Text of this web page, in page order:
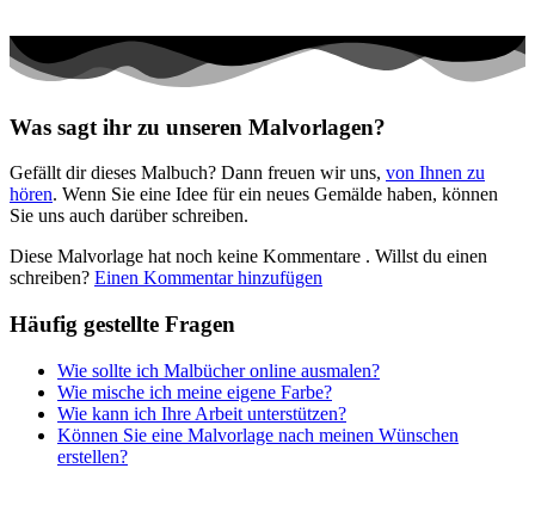
Was sagt ihr zu unseren Malvorlagen?
Gefällt dir dieses Malbuch? Dann freuen wir uns, von Ihnen zu
hören. Wenn Sie eine Idee für ein neues Gemälde haben, können
Sie uns auch darüber schreiben.
Diese Malvorlage hat noch keine Kommentare . Willst du einen
schreiben? Einen Kommentar hinzufügen
Häufig gestellte Fragen
Wie sollte ich Malbücher online ausmalen?
Wie mische ich meine eigene Farbe?
Wie kann ich Ihre Arbeit unterstützen?
Können Sie eine Malvorlage nach meinen Wünschen
erstellen?